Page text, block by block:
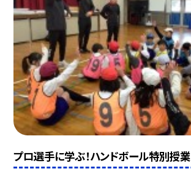
プロ選手に学ぶ！ハンドボール特別授業